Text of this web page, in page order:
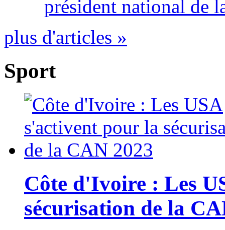
président national de
plus d'articles »
Sport
Côte d'Ivoire : Les
sécurisation de la